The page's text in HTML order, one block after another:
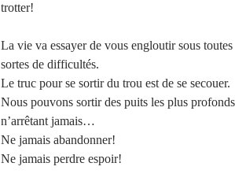
trotter!
La vie va essayer de vous engloutir sous toutes
sortes de difficultés.
Le truc pour se sortir du trou est de se secouer.
Nous pouvons sortir des puits les plus
n’arrêtant jamais…
Ne jamais abandonner!
Ne jamais perdre espoir!